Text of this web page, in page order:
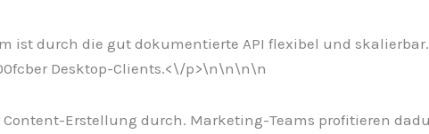
ist durch die gut dokumentierte API flexibel und
Desktop-Clients.<\/p>\n\n\n\n
Content-Erstellung durch. Marketing-Teams profitieren